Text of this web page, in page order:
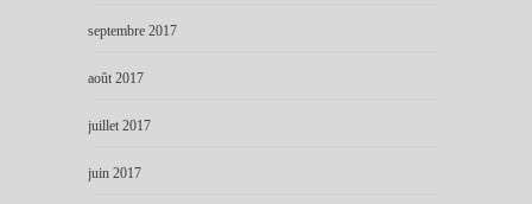
septembre 2017
août 2017
juillet 2017
juin 2017